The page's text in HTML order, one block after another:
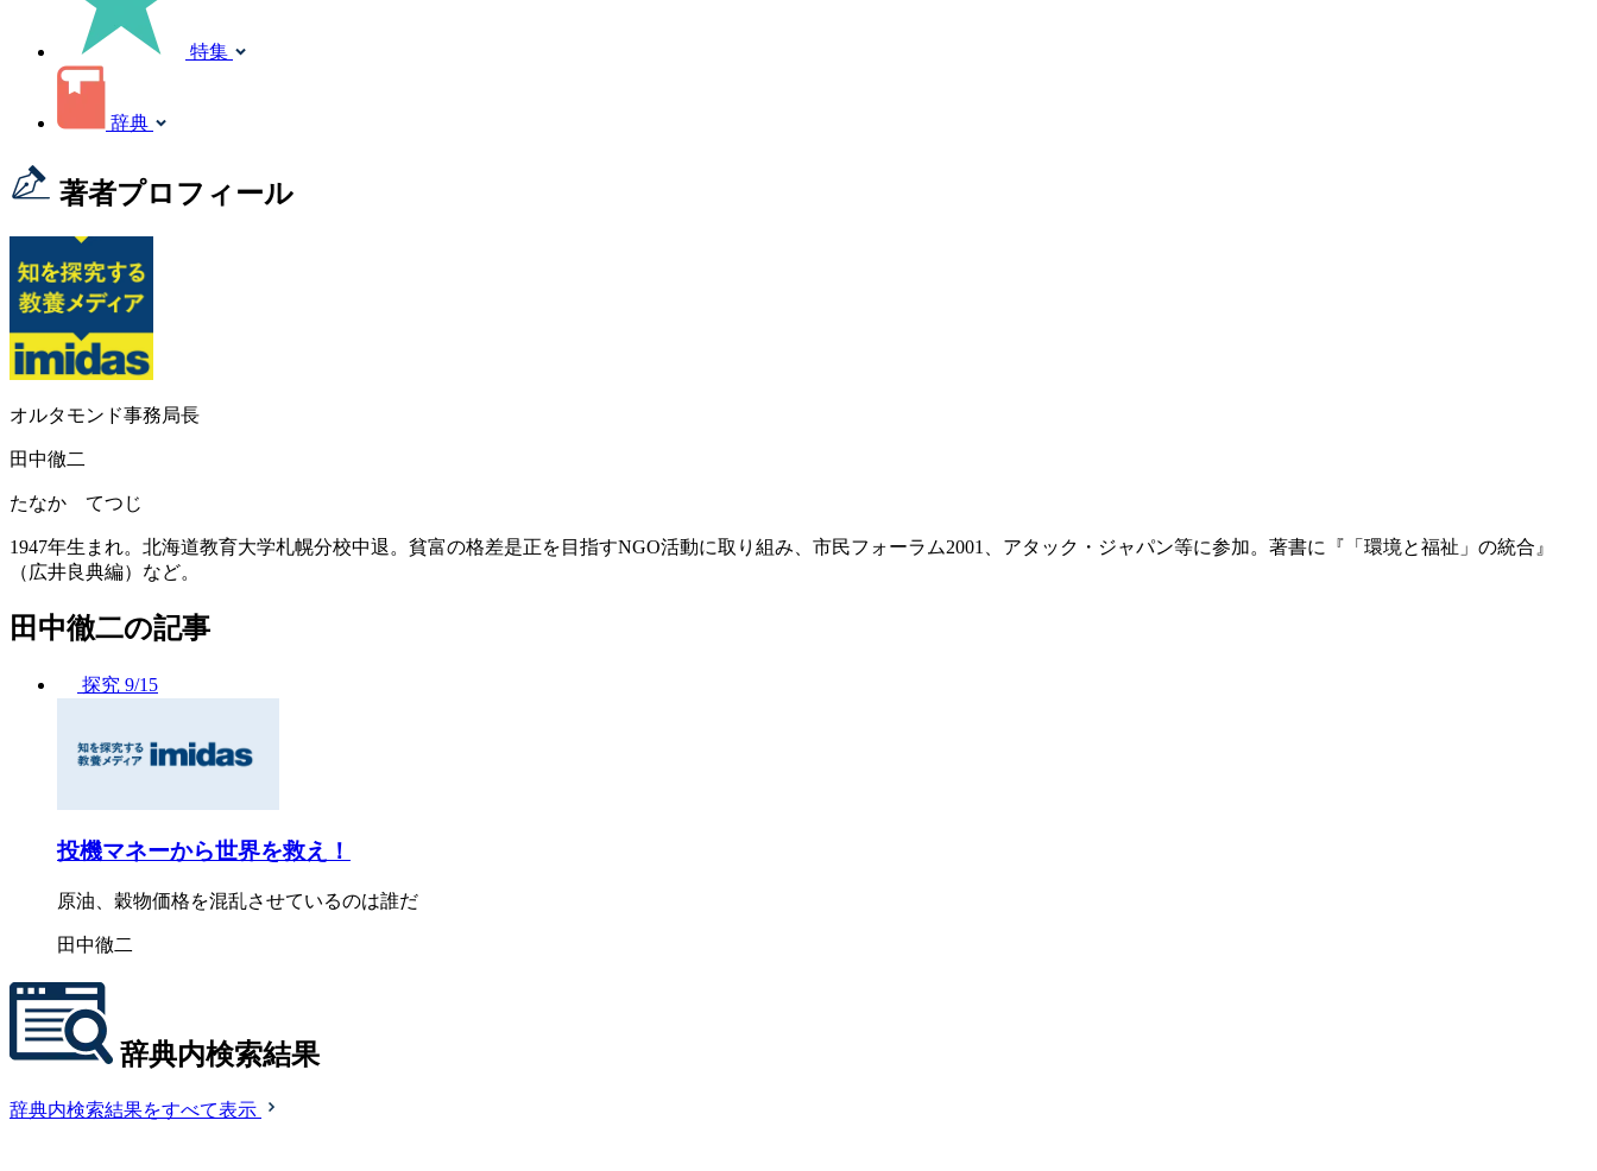
特集
辞典
著者プロフィール
オルタモンド事務局長
田中徹二
たなか てつじ
1947年生まれ。北海道教育大学札幌分校中退。貧富の格差是正を目指すNGO活動に取り組み、市民フォーラム2001、アタック・ジャパン等に参加。著書に『「環境と福祉」の統合』
（広井良典編）など。
田中徹二の記事
探究 9/15
投機マネーから世界を救え！
原油、穀物価格を混乱させているのは誰だ
田中徹二
辞典内検索結果
辞典内検索結果をすべて表示